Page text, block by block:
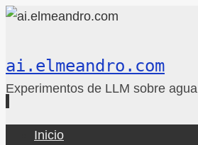
ai.elmeandro.com
Experimentos de LLM sobre agua
Inicio